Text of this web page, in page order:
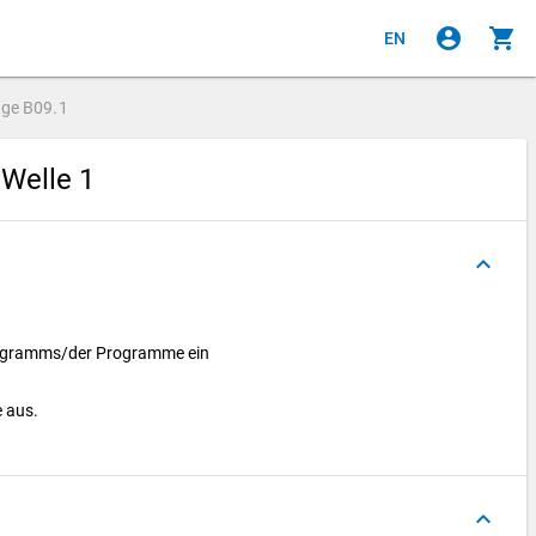
EN account_circle shopping_cart
B09.1
1
keyboard_arrow_up
der Programme ein
aus.
keyboard_arrow_up